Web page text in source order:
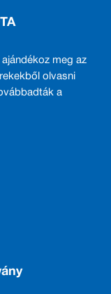
meg az
olvasni
a